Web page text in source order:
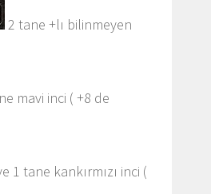
2 tane +lı bilinmeyen
mavi inci ( +8 de
1 tane kankırmızı inci (